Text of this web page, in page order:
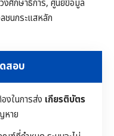
งศึกษาธิการ, ศูนย์ข้อมูล
ชนกระแสหลัก
สอบ
งในการส่ง เกียรติบัตร
หาย